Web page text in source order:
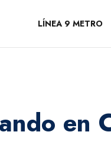
LÍNEA 9 METRO
en